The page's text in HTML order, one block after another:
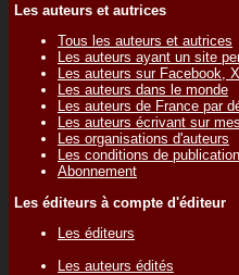
Les auteurs et autrices
Tous les auteurs et autrices
Les auteurs ayant un site
Les auteurs sur Facebook,
Les auteurs dans le monde
Les auteurs de France par
Les auteurs écrivant sur
Les organisations d'auteurs
Les conditions de
Abonnement
Les éditeurs à compte d'éditeur
Les éditeurs
Les auteurs édités